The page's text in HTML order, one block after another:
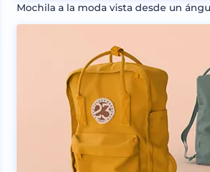
Mochila a la moda vista desde un